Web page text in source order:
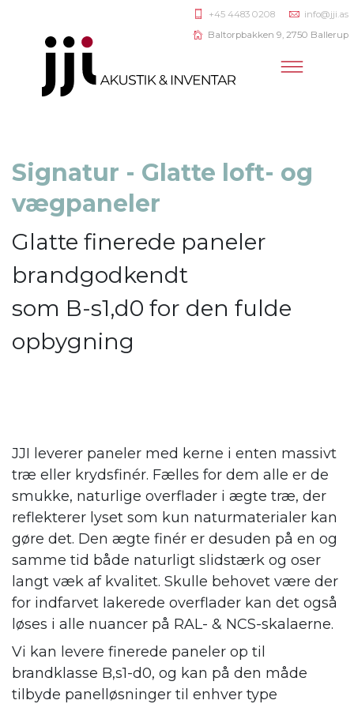
+45 4483 0208
info@jji.as
Baltorpbakken 9, 2750 Ballerup
Signatur - Glatte loft- og
vægpaneler
Glatte finerede paneler
brandgodkendt
som B-s1,d0 for den fulde
opbygning
JJI leverer paneler med kerne i enten massivt
træ eller krydsfinér. Fælles for dem alle er de
smukke, naturlige overflader i ægte træ, der
reflekterer lyset som kun naturmaterialer kan
gøre det. Den ægte finér er desuden på en og
samme tid både naturligt slidstærk og oser
langt væk af kvalitet. Skulle behovet være der
for indfarvet lakerede overflader kan det også
løses i alle nuancer på RAL- & NCS-skalaerne.
Vi kan levere finerede paneler op til
brandklasse B,s1-d0, og kan på den måde
tilbyde panelløsninger til enhver type